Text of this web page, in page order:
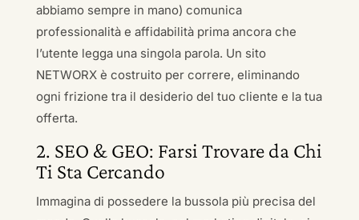
abbiamo sempre in mano) comunica
professionalità e affidabilità prima ancora che
l’utente legga una singola parola. Un sito
NETWORX è costruito per correre, eliminando
ogni frizione tra il desiderio del tuo cliente e la tua
offerta.
2. SEO & GEO: Farsi Trovare da Chi
Ti Sta Cercando
Immagina di possedere la bussola più precisa del